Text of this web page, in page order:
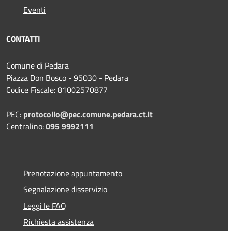
Eventi
CONTATTI
Comune di Pedara
Piazza Don Bosco - 95030 - Pedara
Codice Fiscale: 81002570877
PEC: protocollo@pec.comune.pedara.ct.it
Centralino:095 9992111
Prenotazione appuntamento
Segnalazione disservizio
Leggi le FAQ
Richiesta assistenza